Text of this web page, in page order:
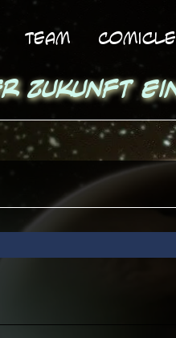
Team
Zukunft